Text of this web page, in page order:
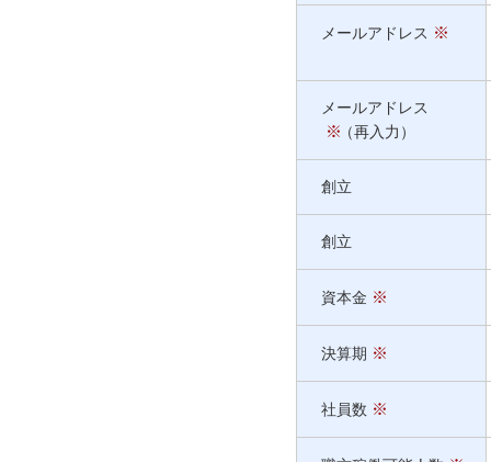
メールアドレス ※
メールアドレス
※（再入力 ）
創立
創立
資本金 ※
決算期 ※
社員数 ※